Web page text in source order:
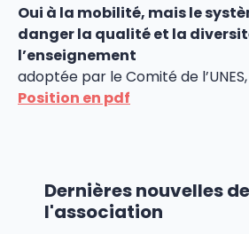
Oui à la mobilité, mais le
danger la qualité et la
l’enseignement
adoptée par le Comité de
Position en pdf
Dernières nouvelles de
l'association